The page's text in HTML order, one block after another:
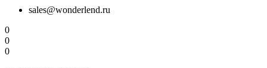
sales@wonderlend.ru
0
0
0